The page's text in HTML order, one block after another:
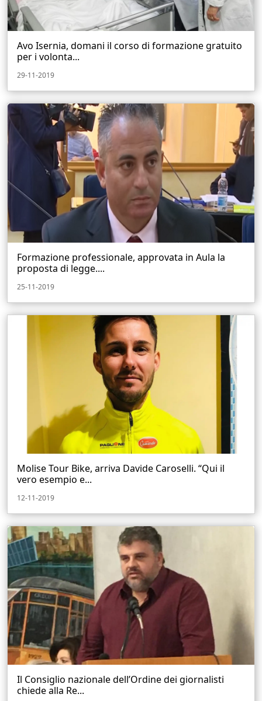
Avo Isernia, domani il corso di formazione gratuito
per i volonta...
29-11-2019
Formazione professionale, approvata in Aula la
proposta di legge....
25-11-2019
Molise Tour Bike, arriva Davide Caroselli. “Qui il
vero esempio e...
12-11-2019
Il Consiglio nazionale dell’Ordine dei giornalisti
chiede alla Re...